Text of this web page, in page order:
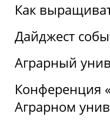
Как
Дайджест
Аграрный
Конференция
Аграрном